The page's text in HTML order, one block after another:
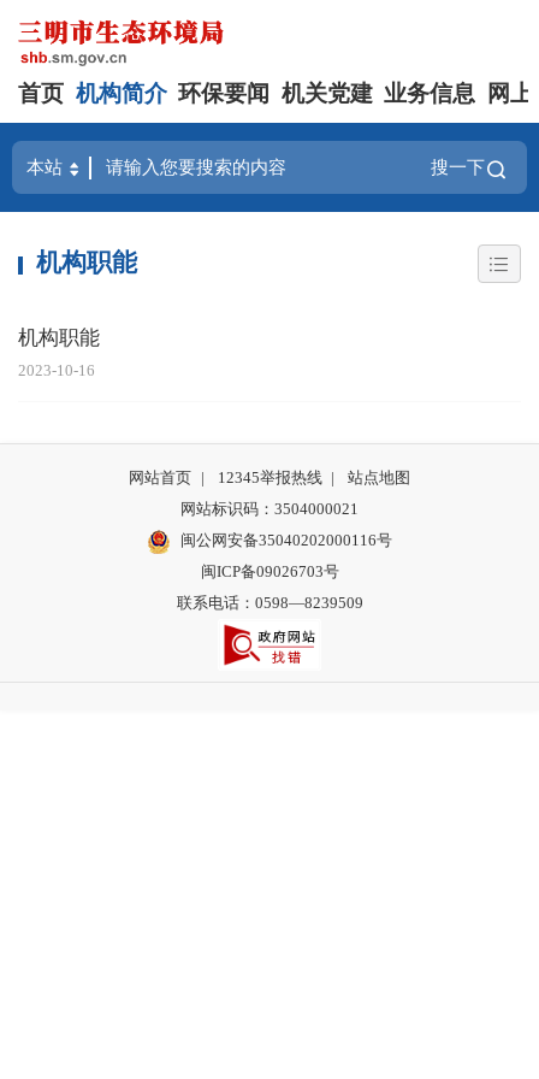
首页 机构简介 环保要闻 机关党建 业务信息 网
搜一下
机构职能
机构职能
2023-10-16
网站首页 | 12345举报热线 |
站点地图
网站标识码：3504000021
闽公网安备35040202000116号
闽ICP备09026703号
联系电话：0598—8239509